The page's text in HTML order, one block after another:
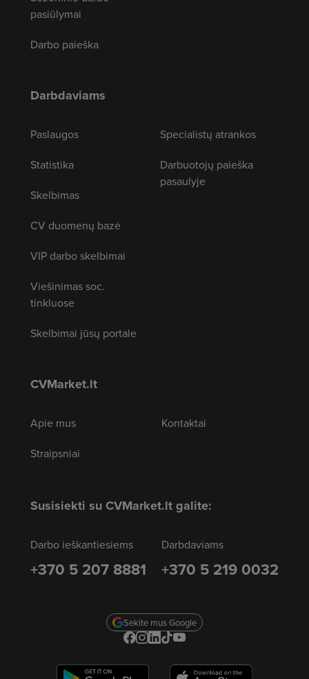
pasiūlymai
Darbo paieška
Darbdaviams
Paslaugos
Statistika
Skelbimas
CV duomenų bazė
VIP darbo skelbimai
Viešinimas soc.
tinkluose
Skelbimai jūsų portale
Specialistų atrankos
Darbuotojų paieška
pasaulyje
CVMarket.lt
Apie mus
Straipsniai
Kontaktai
Susisiekti su CVMarket.lt galite:
Darbo ieškantiesiems
+370 5 207 8881
Darbdaviams
+370 5 219 0032
Sekite mus Google